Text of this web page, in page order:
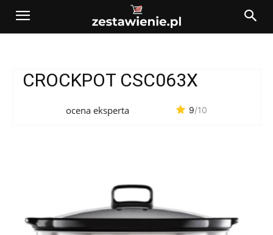
CROCKPOT CSC063X
ocena eksperta 9/10